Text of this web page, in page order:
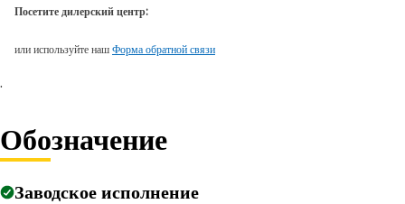
Посетите дилерский центр:
или используйте нашФорма обратной связи
.
Обозначение
Заводское исполнение